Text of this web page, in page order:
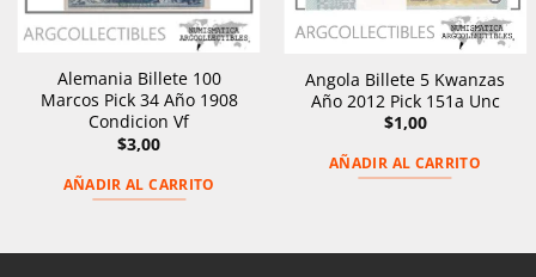
Alemania Billete 100
Marcos Pick 34 Año 1908
Condicion Vf
$3,00
AÑADIR AL CARRITO
Angola Billete 5 Kwanzas
Año 2012 Pick 151a Unc
$1,00
AÑADIR AL CARRITO